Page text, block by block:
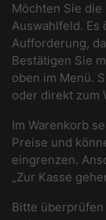
Möchten Sie
Auswahlfeld. Es
Aufforderung,
Bestätigen Sie
oben im Menü.
oder direkt zum
Im Warenkorb
Preise und
eingrenzen.
„Zur Kasse
Bitte